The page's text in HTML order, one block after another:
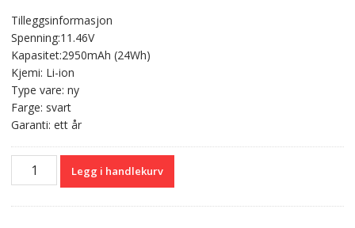
var:
kr 839,00.
er:
Tilleggsinformasjon
Spenning:11.46V
Kapasitet:2950mAh (24Wh)
Kjemi: Li-ion
Type vare: ny
Farge: svart
Garanti: ett år
Originalt
batteri
Legg i handlekurv